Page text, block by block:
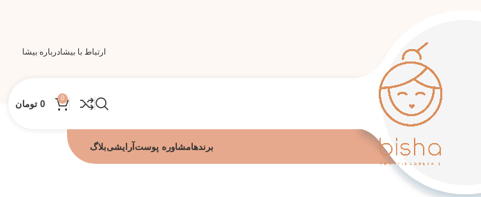
ارتباط با بیشادرباره بیشا
0
0 تومان
برندهامشاوره پوستآرایشیبلاگ